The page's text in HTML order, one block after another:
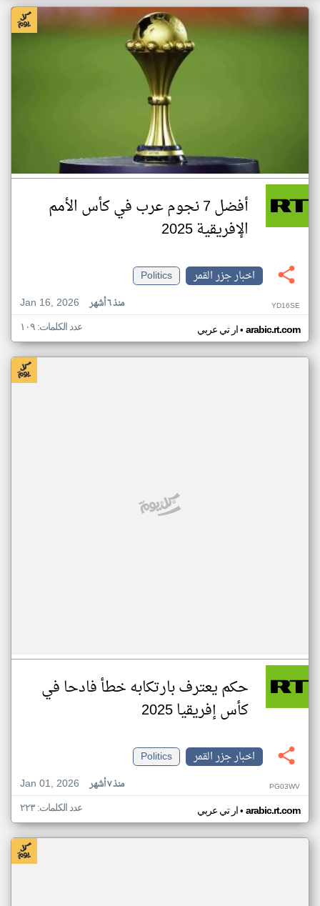
أفضل 7 نجوم عرب في كأس الأمم
الإفريقية 2025
اخبار جزر القمر
Politics
Jan 16, 2026
منذ ٦ أشهر YD16SE
ار تي عربي• arabic.rt.com عدد الكلمات: ١٠٩
حكم يعترف بارتكابه خطأ فادحا في
كأس إفريقيا 2025
اخبار جزر القمر
Politics
Jan 01, 2026
منذ ٧ أشهر PG03WV
ار تي عربي• arabic.rt.com عدد الكلمات: ٢٢٣